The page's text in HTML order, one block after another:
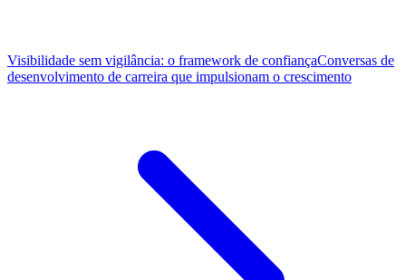
Visibilidade sem vigilância: o framework de confiançaConversas de
desenvolvimento de carreira que impulsionam o crescimento